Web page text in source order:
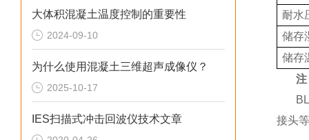
大体积混凝土温度控制的重要性
2024-09-10
为什么使用混凝土三维超声成像仪？
2025-10-17
IES扫描式冲击回波仪技术文章
耐水
储存
储存
注
接头